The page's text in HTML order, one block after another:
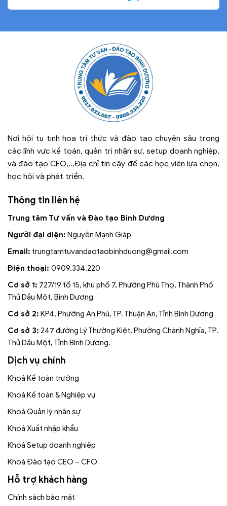
Nơi hội tụ tinh hoa tri thức và đào tạo chuyên sâu trong
các lĩnh vực kế toán, quản trị nhân sự, setup doanh nghiệp,
và đào tạo CEO,...Địa chỉ tin cậy để các học viên lựa chọn,
học hỏi và phát triển.
Thông tin liên hệ
Trung tâm Tư vấn và Đào tạo Bình Dương
Người đại diện: Nguyễn Mạnh Giáp
Email: trungtamtuvandaotaobinhduong@gmail.com
Điện thoại: 0909.334.220
Cơ sở 1: 727/19 tổ 15, khu phố 7, Phường Phú Thọ, Thành Phố
Thủ Dầu Một, Bình Dương
Cơ sở 2: KP4, Phường An Phú, TP. Thuận An, Tỉnh Bình Dương
Cơ sở 3: 247 đường Lý Thường Kiệt, Phường Chánh Nghĩa, TP.
Thủ Dầu Một, Tỉnh Bình Dương.
Dịch vụ chính
Khoá Kế toán trưởng
Khoá Kế toán & Nghiệp vụ
Khoá Quản lý nhân sự
Khoá Xuất nhập khẩu
Khoá Setup doanh nghiệp
Khoá Đào tạo CEO – CFO
Hỗ trợ khách hàng
Chính sách bảo mật